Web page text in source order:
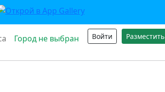
Город не выбран Войти Разместить